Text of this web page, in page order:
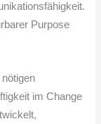
Purpose
im Change